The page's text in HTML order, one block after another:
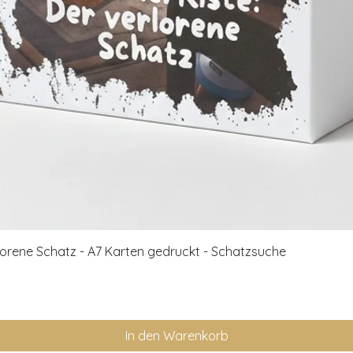
Schnellansicht
Schatz - A7 Karten gedruckt - Schatzsuche
In den Warenkorb